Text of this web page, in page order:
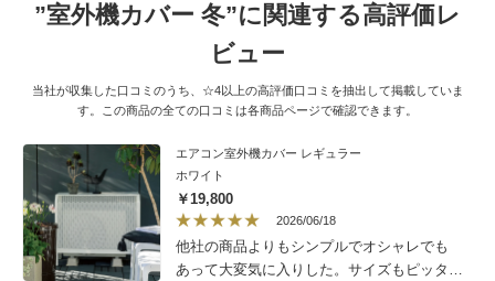
”室外機カバー 冬”に関連する高評価レ
ビュー
当社が収集した口コミのうち、☆4以上の高評価口コミを抽出して掲載していま
す。この商品の全ての口コミは各商品ページで確認できます。
エアコン室外機カバー レギュラー
ホワイト
￥19,800
2026/06/18
他社の商品よりもシンプルでオシャレでも
あって大変気に入りした。サイズもピッタリ